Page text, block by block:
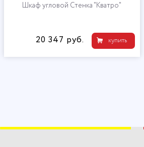
Шкаф угловой Стенка "Кватро"
купить
20 347 руб.